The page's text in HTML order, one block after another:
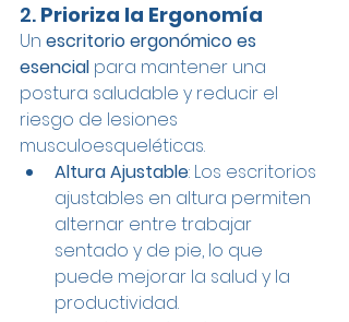
2. Prioriza la Ergonomía
Un escritorio ergonómico es
esencial para mantener una
postura saludable y reducir el
riesgo de lesiones
musculoesqueléticas.
Altura Ajustable: Los escritorios
ajustables en altura permiten
alternar entre trabajar
sentado y de pie, lo que
puede mejorar la salud y la
productividad.